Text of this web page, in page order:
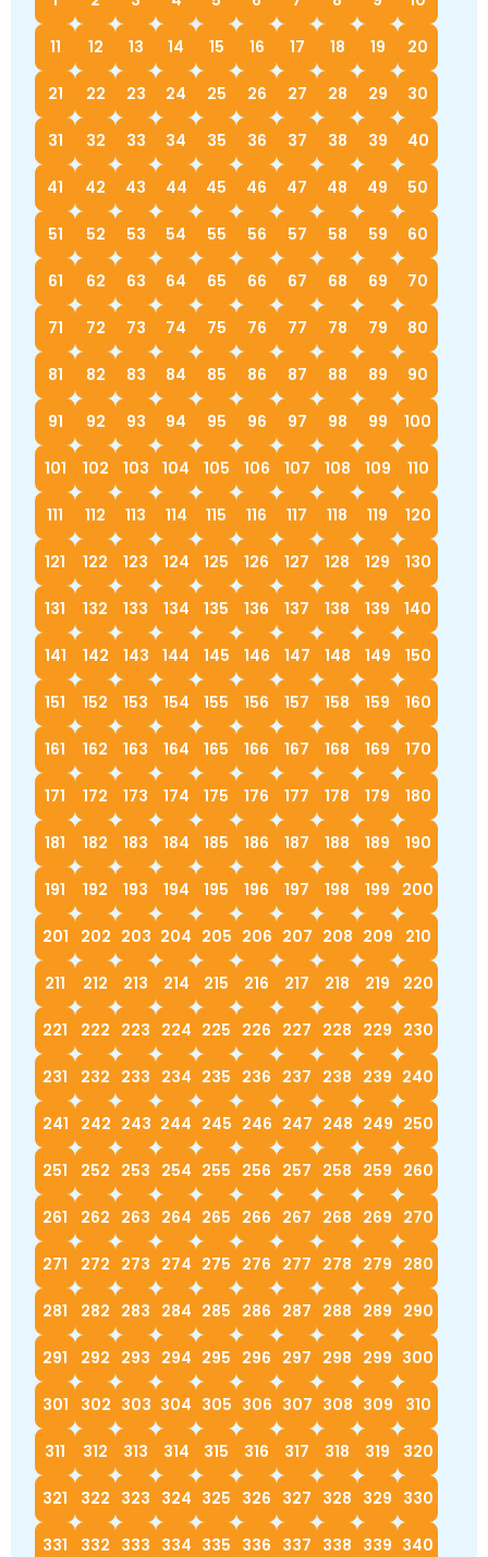
Немецкий язык
География
История
Биология
Технология
История
ОБЖ
География
11 12 13 14 15 16 17 18 19 20
21 22 23 24 25 26 27 28 29 30
31 32 33 34 35 36 37 38 39 40
41 42 43 44 45 46 47 48 49 50
51 52 53 54 55 56 57 58 59 60
61 62 63 64 65 66 67 68 69 70
71 72 73 74 75 76 77 78 79 80
81 82 83 84 85 86 87 88 89 90
91 92 93 94 95 96 97 98 99 100
101 102 103 104 105 106 107 108 109 110
111 112 113 114 115 116 117 118 119 120
121 122 123 124 125 126 127 128 129 130
131 132 133 134 135 136 137 138 139 140
141 142 143 144 145 146 147 148 149 150
151 152 153 154 155 156 157 158 159 160
161 162 163 164 165 166 167 168 169 170
171 172 173 174 175 176 177 178 179 180
181 182 183 184 185 186 187 188 189 190
191 192 193 194 195 196 197 198 199 200
201 202 203 204 205 206 207 208 209 210
211 212 213 214 215 216 217 218 219 220
221 222 223 224 225 226 227 228 229 230
231 232 233 234 235 236 237 238 239 240
241 242 243 244 245 246 247 248 249 250
251 252 253 254 255 256 257 258 259 260
261 262 263 264 265 266 267 268 269 270
271 272 273 274 275 276 277 278 279 280
281 282 283 284 285 286 287 288 289 290
291 292 293 294 295 296 297 298 299 300
301 302 303 304 305 306 307 308 309 310
311 312 313 314 315 316 317 318 319 320
321 322 323 324 325 326 327 328 329 330
331 332 333 334 335 336 337 338 339 340